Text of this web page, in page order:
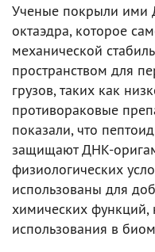
Ученые покрыли
октаэдра, которое
механической
пространством для
грузов, таких как
противораковые
показали, что
защищают ДНК-
физиологических
использованы для
химических
использования в